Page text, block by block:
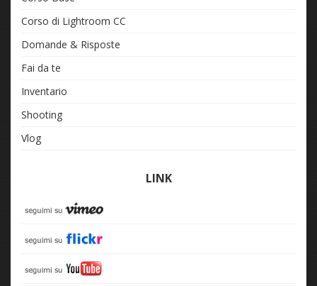
Corso di Lightroom CC
Domande & Risposte
Fai da te
Inventario
Shooting
Vlog
LINK